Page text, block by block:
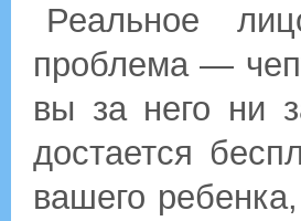
Реальное
проблема —
вы за него ни
достается
вашего